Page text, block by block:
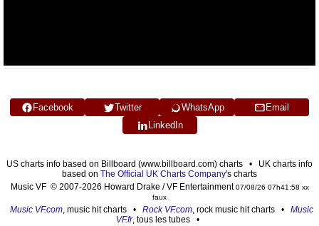
Facebook Twitter WhatsApp
Email
LinkedIn
US charts info based on Billboard (www.billboard.com) charts • UK charts info
based on The Official UK Charts Company's charts
Music VF © 2007-2026 Howard Drake / VF Entertainment07/08/26 07h41:58 xx
faux
Music VF.com, music hit charts • Rock VF.com, rock music hit charts • Music
VF.fr, tous les tubes •